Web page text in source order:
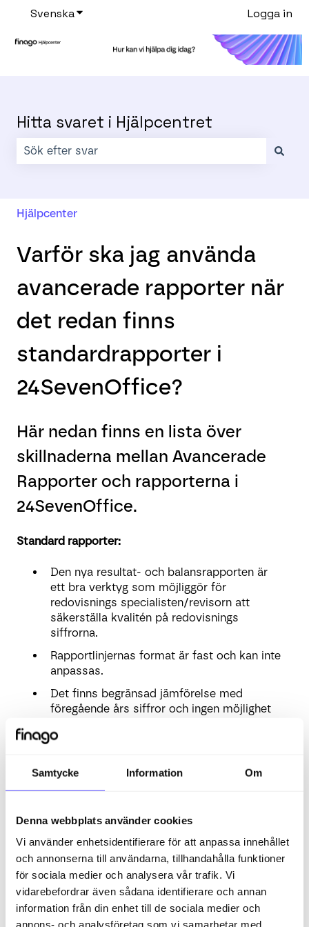
Samtycke Information Om
Denna webbplats använder cookies
Vi använder enhetsidentifierare för att anpassa innehållet
och annonserna till användarna, tillhandahålla funktioner
för sociala medier och analysera vår trafik. Vi
vidarebefordrar även sådana identifierare och annan
information från din enhet till de sociala medier och
annons- och analysföretag som vi samarbetar med.
SvenskaVisa undermenyer för översättningarLogga in
Hitta svaret i Hjälpcentret
Hjälpcenter
Varför ska jag använda
avancerade rapporter när
det redan finns
standardrapporter i
24SevenOffice?
Här nedan finns en lista över
skillnaderna mellan Avancerade
Rapporter och rapporterna i
24SevenOffice.
Standard rapporter:
Den nya resultat- och balansrapporten är
ett bra verktyg som möjliggör för
redovisnings specialisten/revisorn att
säkerställa kvalitén på redovisnings
siffrorna.
Rapportlinjernas format är fast och kan inte
anpassas.
Det finns begränsad jämförelse med
föregående års siffror och ingen möjlighet
Sammanfattad vy
Bransch vy
Rapporter kan sorteras efter
avdelning/projekt/anpassade dimensioner.